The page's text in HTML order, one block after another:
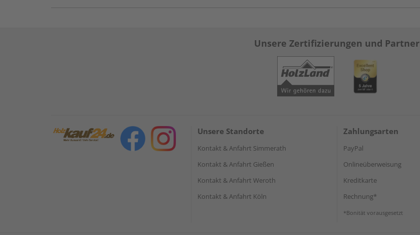
Unsere Zertifizierungen und Partner
Unsere Standorte
Kontakt & Anfahrt Simmerath
Kontakt & Anfahrt Gießen
Kontakt & Anfahrt Weroth
Kontakt & Anfahrt Köln
Zahlungsarten
PayPal
Onlineüberweisung
Kreditkarte
Rechnung*
*Bonität vorausgesetzt